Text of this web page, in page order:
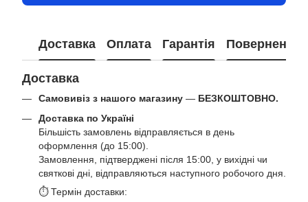
Доставка Оплата Гарантія Повернення
Доставка
Самовивіз з нашого магазину — БЕЗКОШТОВНО.
Доставка по Україні
Більшість замовлень відправляється в день
оформлення (до 15:00).
Замовлення, підтверджені після 15:00, у вихідні чи
святкові дні, відправляються наступного робочого дня.
⏱ Термін доставки: